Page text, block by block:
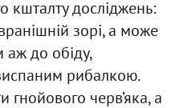
кшталту досліджень:
зорі, а може
аж до обіду,
рибалкою.
черв’яка, а